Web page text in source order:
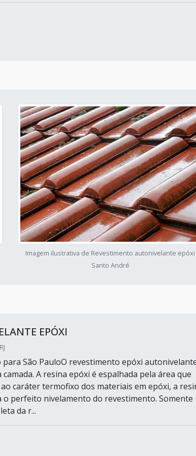
Imagem ilustrativa de Revestimento autonivelante epóxi
Santo André
EPÓXI
São PauloO revestimento epóxi
A resina epóxi é espalhada pela área que
caráter termofixo dos materiais em epóxi, a
o perfeito nivelamento do revestimento. Somente
da r...